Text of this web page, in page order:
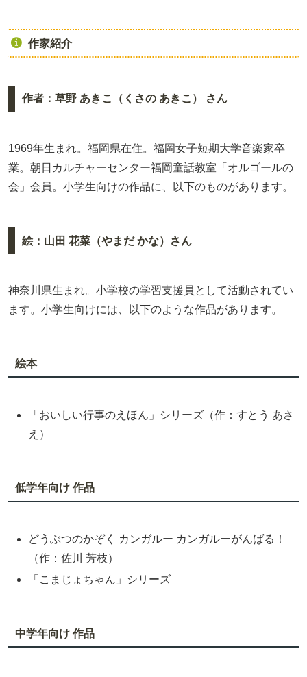
作家紹介
作者：草野 あきこ（くさの あきこ） さん
1969年生まれ。福岡県在住。福岡女子短期大学音楽家卒
業。朝日カルチャーセンター福岡童話教室「オルゴールの
会」会員。小学生向けの作品に、以下のものがあります。
絵：山田 花菜（やまだ かな）さん
神奈川県生まれ。小学校の学習支援員として活動されてい
ます。小学生向けには、以下のような作品があります。
絵本
「おいしい行事のえほん」シリーズ（作：すとう あさ
え）
低学年向け 作品
どうぶつのかぞく カンガルー カンガルーがんばる！
（作：佐川 芳枝）
「こまじょちゃん」シリーズ
中学年向け 作品